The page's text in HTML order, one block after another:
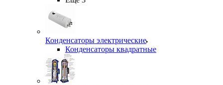
Конденсаторы электрические
Конденсаторы квадратные